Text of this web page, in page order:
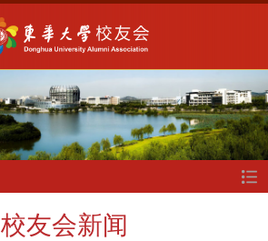
校友会新闻